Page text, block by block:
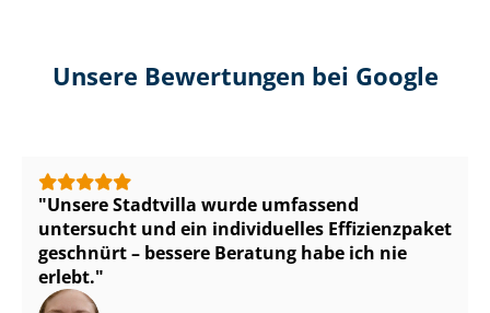
Unsere Bewertungen bei Google
Unsere Stadtvilla wurde umfassend
untersucht und ein individuelles Effizienzpaket
geschnürt – bessere Beratung habe ich nie
erlebt.